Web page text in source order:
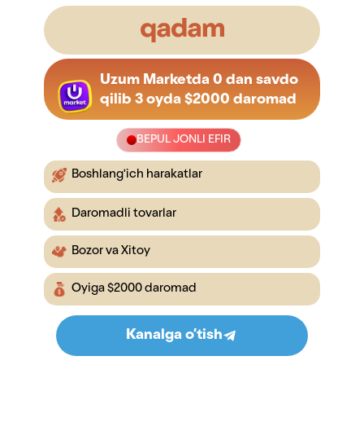
Uzum Marketda 0 dan savdo
qilib 3 oyda $2000 daromad
Boshlang'ich harakatlar
Daromadli tovarlar
Bozor va Xitoy
Oyiga $2000 daromad
Kanalga o’tish
BEPUL JONLI EFIR